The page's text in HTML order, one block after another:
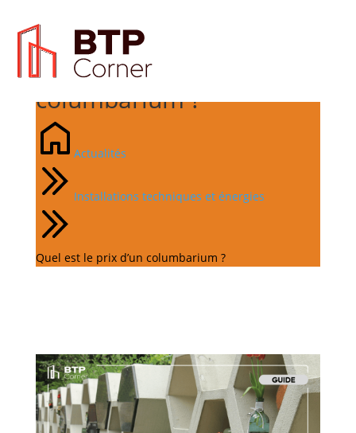
Quel est le prix d’un
columbarium ?
Actualités
Installations techniques et énergies
Quel est le prix d’un columbarium ?